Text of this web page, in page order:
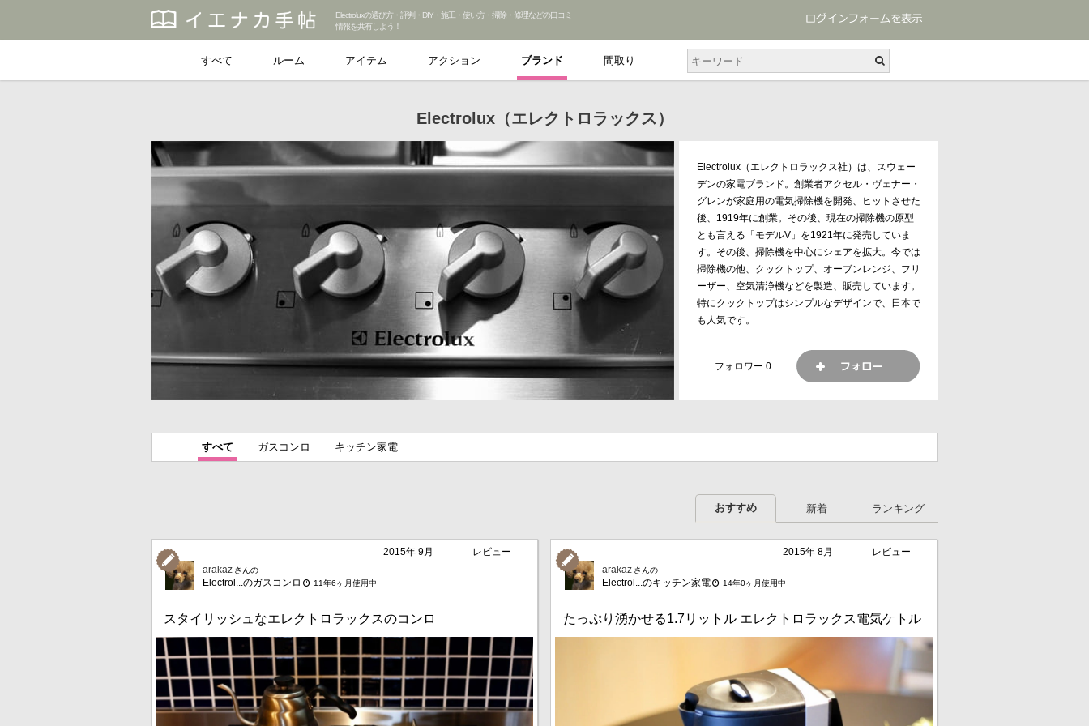
Electroluxの選び方・評判・DIY・施工・使い方・掃除・修理などの口コミ
情報を共有しよう！
すべて ルーム アイテム アクション ブランド 間取り
Electrolux（エレクトロラックス）
Electrolux（エレクトロラックス社）は、スウェー
デンの家電ブランド。創業者アクセル・ヴェナー・
グレンが家庭用の電気掃除機を開発、ヒットさせた
後、1919年に創業。その後、現在の掃除機の原型
とも言える「モデルV」を1921年に発売していま
す。その後、掃除機を中心にシェアを拡大。今では
掃除機の他、クックトップ、オーブンレンジ、フリ
ーザー、空気清浄機などを製造、販売しています。
特にクックトップはシンプルなデザインで、日本で
も人気です。
フォロワー 0
すべて ガスコンロ キッチン家電
おすすめ 新着 ランキング
2015年 9月
レビュー
arakaz さんの
Electrol...のガスコンロ 11年6ヶ月使用中
スタイリッシュなエレクトロラックスのコンロ
2015年 8月
レビュー
arakaz さんの
Electrol...のキッチン家電 14年0ヶ月使用中
たっぷり湧かせる1.7リットル エレクトロラックス電気ケトル